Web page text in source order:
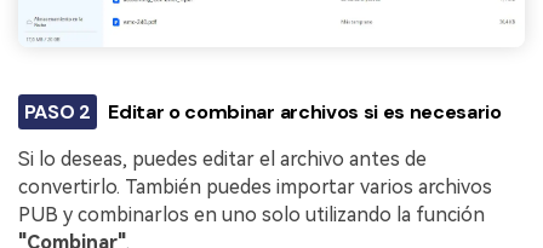
PASO 2 Editar o combinar archivos si es necesario
Si lo deseas, puedes editar el archivo antes de
convertirlo. También puedes importar varios archivos
PUB y combinarlos en uno solo utilizando la función
"Combinar".